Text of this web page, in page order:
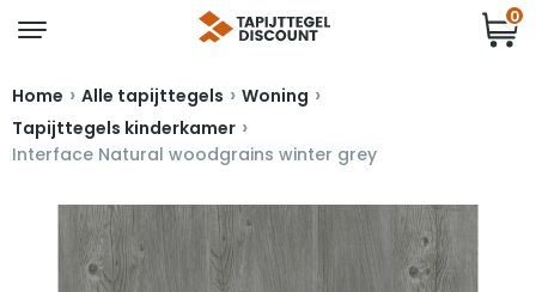
0
Home › Alle tapijttegels › Woning ›
Tapijttegels kinderkamer ›
Interface Natural woodgrains winter grey